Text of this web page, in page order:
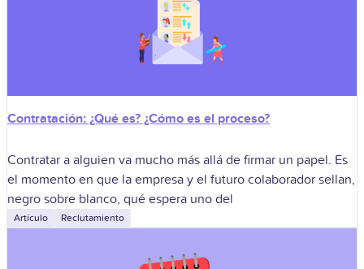
Contratación: ¿Qué es? ¿Cómo es el proceso?
Contratar a alguien va mucho más allá de firmar un papel. Es
el momento en que la empresa y el futuro colaborador sellan,
negro sobre blanco, qué espera uno del
Artículo Reclutamiento